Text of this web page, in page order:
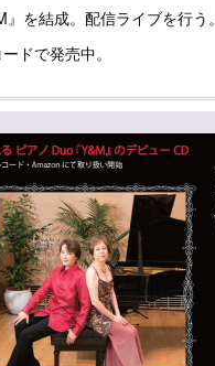
を結成。配信ライブを行う。
ドで発売中。